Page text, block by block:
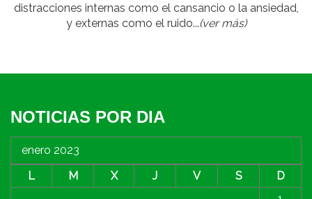
distracciones internas como el cansancio o la ansiedad,
y externas como el ruido...(ver más)
NOTICIAS POR DIA
enero 2023
L
M X J V S
D